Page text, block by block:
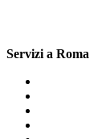
Servizi a Roma